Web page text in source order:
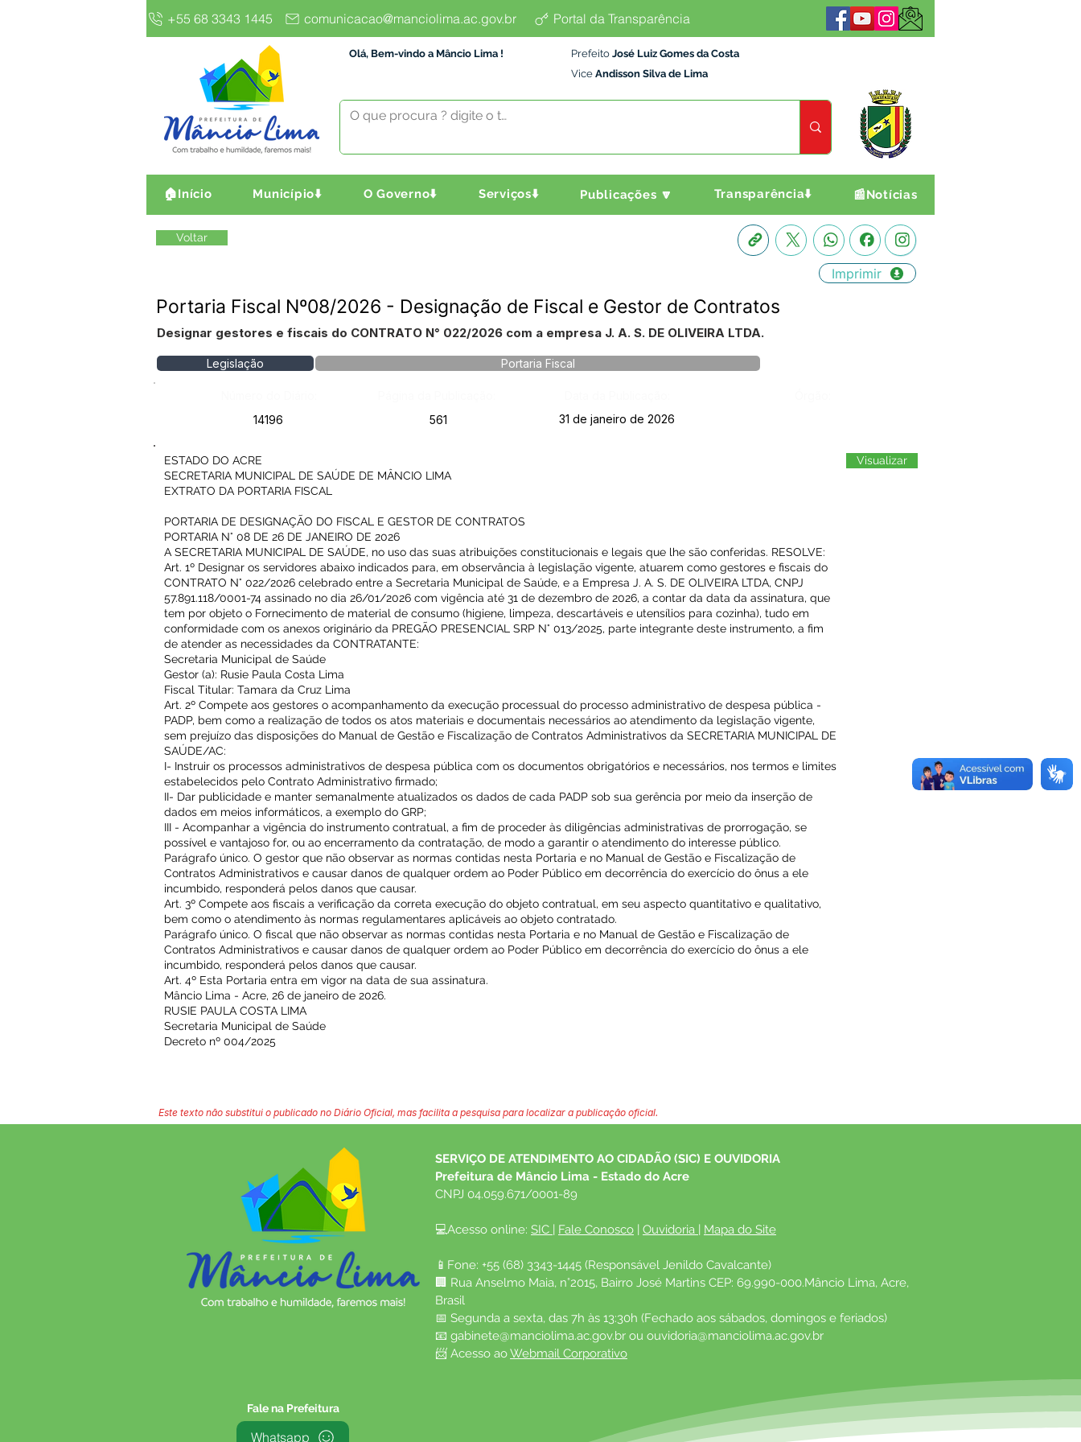
+55 68 3343 1445 comunicacao@manciolima.ac.gov.br Portal da Transparência
Olá, Bem-vindo a Mâncio Lima ! Prefeito José Luiz Gomes da Costa
Vice Andisson Silva de Lima
🏠Início Município⬇️ O Governo⬇️ Serviços⬇️ Publicações 🔽 Transparência⬇️ 📰Notícias
Voltar
Imprimir
Portaria Fiscal Nº08/2026 - Designação de Fiscal e Gestor de Contratos
Designar gestores e fiscais do CONTRATO N° 022/2026 com a empresa J. A. S. DE OLIVEIRA LTDA.
Legislação Portaria Fiscal
14196
561 31 de janeiro de 2026
ESTADO DO ACRE
SECRETARIA MUNICIPAL DE SAÚDE DE MÂNCIO LIMA
EXTRATO DA PORTARIA FISCAL
PORTARIA DE DESIGNAÇÃO DO FISCAL E GESTOR DE CONTRATOS
PORTARIA N° 08 DE 26 DE JANEIRO DE 2026
A SECRETARIA MUNICIPAL DE SAÚDE, no uso das suas atribuições constitucionais e legais que lhe são conferidas. RESOLVE:
Art. 1º Designar os servidores abaixo indicados para, em observância à legislação vigente, atuarem como gestores e fiscais do
CONTRATO N° 022/2026 celebrado entre a Secretaria Municipal de Saúde, e a Empresa J. A. S. DE OLIVEIRA LTDA, CNPJ
57.891.118/0001-74 assinado no dia 26/01/2026 com vigência até 31 de dezembro de 2026, a contar da data da assinatura, que
tem por objeto o Fornecimento de material de consumo (higiene, limpeza, descartáveis e utensílios para cozinha), tudo em
conformidade com os anexos originário da PREGÃO PRESENCIAL SRP N° 013/2025, parte integrante deste instrumento, a fim
de atender as necessidades da CONTRATANTE:
Secretaria Municipal de Saúde
Gestor (a): Rusie Paula Costa Lima
Fiscal Titular: Tamara da Cruz Lima
Art. 2º Compete aos gestores o acompanhamento da execução processual do processo administrativo de despesa pública -
PADP, bem como a realização de todos os atos materiais e documentais necessários ao atendimento da legislação vigente,
sem prejuízo das disposições do Manual de Gestão e Fiscalização de Contratos Administrativos da SECRETARIA MUNICIPAL DE
SAÚDE/AC:
I- Instruir os processos administrativos de despesa pública com os documentos obrigatórios e necessários, nos termos e limites
estabelecidos pelo Contrato Administrativo firmado;
II- Dar publicidade e manter semanalmente atualizados os dados de cada PADP sob sua gerência por meio da inserção de
dados em meios informáticos, a exemplo do GRP;
III - Acompanhar a vigência do instrumento contratual, a fim de proceder às diligências administrativas de prorrogação, se
possível e vantajoso for, ou ao encerramento da contratação, de modo a garantir o atendimento do interesse público.
Parágrafo único. O gestor que não observar as normas contidas nesta Portaria e no Manual de Gestão e Fiscalização de
Contratos Administrativos e causar danos de qualquer ordem ao Poder Público em decorrência do exercício do ônus a ele
incumbido, responderá pelos danos que causar.
Art. 3º Compete aos fiscais a verificação da correta execução do objeto contratual, em seu aspecto quantitativo e qualitativo,
bem como o atendimento às normas regulamentares aplicáveis ao objeto contratado.
Parágrafo único. O fiscal que não observar as normas contidas nesta Portaria e no Manual de Gestão e Fiscalização de
Contratos Administrativos e causar danos de qualquer ordem ao Poder Público em decorrência do exercício do ônus a ele
incumbido, responderá pelos danos que causar.
Art. 4º Esta Portaria entra em vigor na data de sua assinatura.
Mâncio Lima - Acre, 26 de janeiro de 2026.
RUSIE PAULA COSTA LIMA
Secretaria Municipal de Saúde
Decreto nº 004/2025
Visualizar
Este texto não substitui o publicado no Diário Oficial, mas facilita a pesquisa para localizar a publicação oficial.
SERVIÇO DE ATENDIMENTO AO CIDADÃO (SIC) E OUVIDORIA
Prefeitura de Mâncio Lima - Estado do Acre
CNPJ 04.059.671/0001-89
💻Acesso online: SIC | Fale Conosco | Ouvidoria | Mapa do Site
📱Fone: +55 (68) 3343-1445 (Responsável Jenildo Cavalcante)
🏢 Rua Anselmo Maia, n°2015, Bairro José Martins CEP: 69.990-000.Mâncio Lima, Acre,
Brasil
📅 Segunda a sexta, das 7h às 13:30h (Fechado aos sábados, domingos e feriados)
📧 gabinete@manciolima.ac.gov.br ou ouvidoria@manciolima.ac.gov.br
📨 Acesso ao Webmail Corporativo
Fale na Prefeitura
Whatsapp